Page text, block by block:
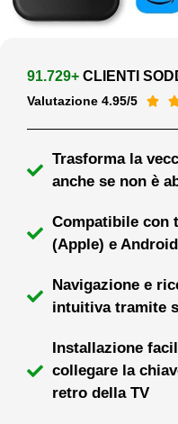
91.729+ CLIENTI
Valutazione 4.95/5 
Trasforma la
anche se non è
Compatibile con
(Apple) e
Navigazione e
intuitiva tramite
Installazione
collegare la
retro della TV